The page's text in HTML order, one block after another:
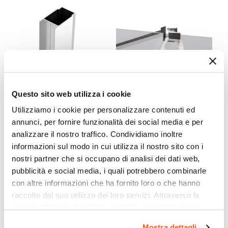
Questo sito web utilizza i cookie
Utilizziamo i cookie per personalizzare contenuti ed
annunci, per fornire funzionalità dei social media e per
analizzare il nostro traffico. Condividiamo inoltre
informazioni sul modo in cui utilizza il nostro sito con i
nostri partner che si occupano di analisi dei dati web,
pubblicità e social media, i quali potrebbero combinarle
con altre informazioni che ha fornito loro o che hanno
raccolto dal suo utilizzo dei loro servizi. Attraverso la
93,4 cm
Vetro temperato
Finitura Anta
Trasparente
Anticalcare
Si
Spessore Anta
6 mm
Materiale Profilo
CODICE: PROFMZ
Profilo di estensione per box
doccia 3,6 cm cromo -
Moritz e Flexy
€ 34,00
CODICE: ARM-1GC
Braccio walk-in 100 cm
acciaio con gancio
appendino e sezione
quadrata cromo
€ 44,99